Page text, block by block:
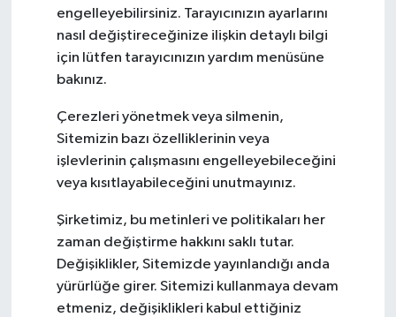
engelleyebilirsiniz. Tarayıcınızın ayarlarını
nasıl değiştireceğinize ilişkin detaylı bilgi
için lütfen tarayıcınızın yardım menüsüne
bakınız.
Çerezleri yönetmek veya silmenin,
Sitemizin bazı özelliklerinin veya
işlevlerinin çalışmasını engelleyebileceğini
veya kısıtlayabileceğini unutmayınız.
Şirketimiz, bu metinleri ve politikaları her
zaman değiştirme hakkını saklı tutar.
Değişiklikler, Sitemizde yayınlandığı anda
yürürlüğe girer. Sitemizi kullanmaya devam
etmeniz, değişiklikleri kabul ettiğiniz